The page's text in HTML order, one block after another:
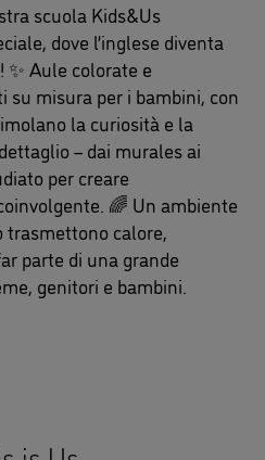
scuola Kids&Us
dove l’inglese diventa
✨ Aule colorate e
su misura per i bambini, con
la curiosità e la
– dai murales ai
per creare
🌈 Un ambiente
trasmettono calore,
parte di una grande
genitori e bambini.